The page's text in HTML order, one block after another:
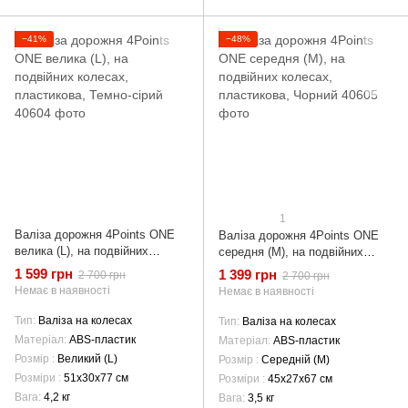
−41%
Валіза дорожня 4Points ONE
велика (L), на подвійних
колесах, пластикова, Темно-
сірий
1 599 грн 2 700 грн
Немає в наявності
Тип
Валіза на колесах
Матеріал ABS-пластик
Розмір
Великий (L)
Розміри
51х30х77 см
Вага 4,2 кг
−48%
1
Валіза дорожня 4Points ONE
середня (М), на подвійних
колесах, пластикова, Чорний
1 399 грн 2 700 грн
Немає в наявності
Тип
Валіза на колесах
Матеріал ABS-пластик
Розмір
Середній (М)
Розміри
45х27х67 см
Вага 3,5 кг